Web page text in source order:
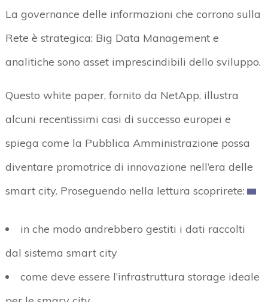
La governance delle informazioni che corrono sulla
Rete è strategica: Big Data Management e
analitiche sono asset imprescindibili dello sviluppo.
Questo white paper, fornito da NetApp, illustra
alcuni recentissimi casi di successo europei e
spiega come la Pubblica Amministrazione possa
diventare promotrice di innovazione nell’era delle
smart city. Proseguendo nella lettura scoprirete:
in che modo andrebbero gestiti i dati raccolti
dal sistema smart city
come deve essere l’infrastruttura storage ideale